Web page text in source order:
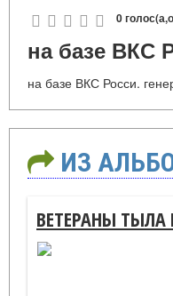
0
на базе ВКС
на базе ВКС Росси.
ИЗ
ВЕТЕРАНЫ